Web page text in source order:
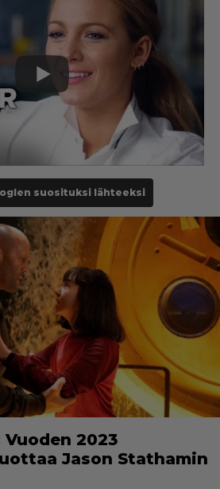
suosituksi lähteeksi
2023
Jason Stathamin